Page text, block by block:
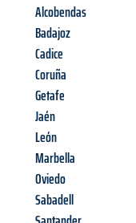
Alcobendas
Badajoz
Cadice
Coruña
Getafe
Jaén
León
Marbella
Oviedo
Sabadell